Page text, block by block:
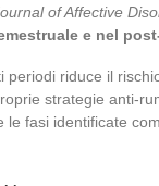
of Affective
e nel
riduce il
strategie anti-
fasi identificate